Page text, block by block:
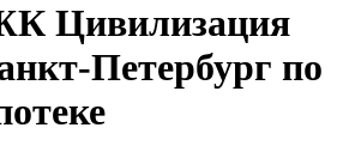
Цивилизация
Петербург по